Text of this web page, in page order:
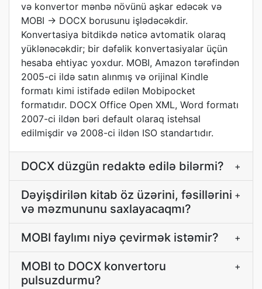
və konvertor mənbə növünü aşkar edəcək və
MOBI → DOCX borusunu işlədəcəkdir.
Konvertasiya bitdikdə nəticə avtomatik olaraq
yüklənəcəkdir; bir dəfəlik konvertasiyalar üçün
hesaba ehtiyac yoxdur. MOBI, Amazon tərəfindən
2005-ci ildə satın alınmış və orijinal Kindle
formatı kimi istifadə edilən Mobipocket
formatıdır. DOCX Office Open XML, Word formatı
2007-ci ildən bəri default olaraq istehsal
edilmişdir və 2008-ci ildən ISO standartıdır.
DOCX düzgün redaktə edilə bilərmi? +
Dəyişdirilən kitab öz üzərini, fəsillərini
və məzmununu saxlayacaqmı?
+
MOBI faylımı niyə çevirmək istəmir? +
MOBI to DOCX konvertoru
pulsuzdurmu?
+